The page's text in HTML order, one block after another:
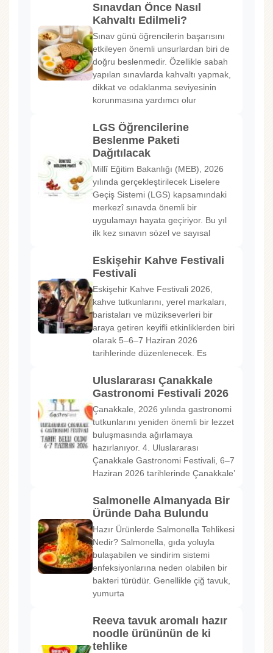
Sınavdan Önce Nasıl
Kahvaltı Edilmeli?
Sınav günü öğrencilerin başarısını
etkileyen önemli unsurlardan biri de
doğru beslenmedir. Özellikle sabah
yapılan sınavlarda kahvaltı yapmak,
dikkat ve odaklanma seviyesinin
korunmasına yardımcı olur
LGS Öğrencilerine
Beslenme Paketi
Dağıtılacak
Millî Eğitim Bakanlığı (MEB), 2026
yılında gerçekleştirilecek Liselere
Geçiş Sistemi (LGS) kapsamındaki
merkezî sınavda önemli bir
uygulamayı hayata geçiriyor. Bu yıl
ilk kez sınavın sözel ve sayısal
Eskişehir Kahve Festivali
Festivali
Eskişehir Kahve Festivali 2026,
kahve tutkunlarını, yerel markaları,
baristaları ve müzikseverleri bir
araya getiren keyifli etkinliklerden biri
olarak 5–6–7 Haziran 2026
tarihlerinde düzenlenecek. Es
Uluslararası Çanakkale
Gastronomi Festivali 2026
Çanakkale, 2026 yılında gastronomi
tutkunlarını yeniden önemli bir lezzet
buluşmasında ağırlamaya
hazırlanıyor. 4. Uluslararası
Çanakkale Gastronomi Festivali, 6–7
Haziran 2026 tarihlerinde Çanakkale’
Salmonelle Almanyada Bir
Üründe Daha Bulundu
Hazır Ürünlerde Salmonella Tehlikesi
Nedir? Salmonella, gıda yoluyla
bulaşabilen ve sindirim sistemi
enfeksiyonlarına neden olabilen bir
bakteri türüdür. Genellikle çiğ tavuk,
yumurta
Reeva tavuk aromalı hazır
noodle ürününün de ki
tehlike